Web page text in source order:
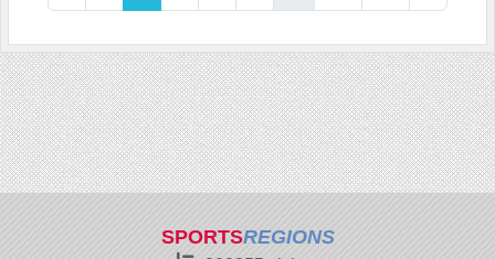
SPORTSREGIONS